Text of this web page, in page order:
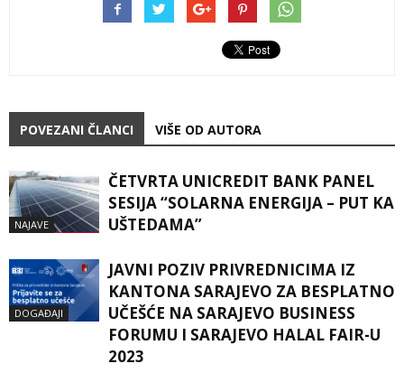
POVEZANI ČLANCI VIŠE OD AUTORA
NAJAVE
ČETVRTA UNICREDIT BANK PANEL
SESIJA “SOLARNA ENERGIJA – PUT KA
UŠTEDAMA”
DOGAĐAJI
JAVNI POZIV PRIVREDNICIMA IZ
KANTONA SARAJEVO ZA BESPLATNO
UČEŠĆE NA SARAJEVO BUSINESS
FORUMU I SARAJEVO HALAL FAIR-U
2023